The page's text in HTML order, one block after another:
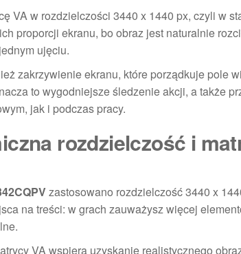
VA w rozdzielczości 3440 x 1440 px, czyli w
proporcji ekranu, bo obraz jest naturalnie
ujęciu.
zakrzywienie ekranu, które porządkuje pole
to wygodniejsze śledzenie akcji, a także
jak i podczas pracy.
rozdzielczość i
zastosowano rozdzielczość 3440 x
na treści: w grach zauważysz więcej
VA wspiera uzyskanie realistycznego